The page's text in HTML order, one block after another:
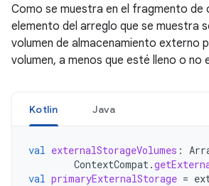
Como se muestra en el fragmento de
elemento del arreglo que se muestra
volumen de almacenamiento externo
volumen, a menos que esté lleno o no
Kotlin Java
val externalStorageVolumes :
ContextCompat.
val primaryExternalStorage =